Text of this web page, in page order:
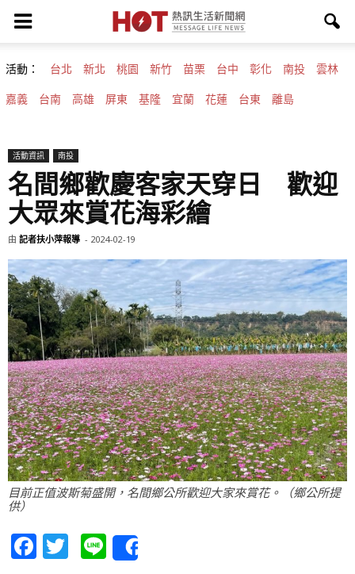
活動： 台北 新北 桃園 新竹 苗栗 台中 彰化 南投 雲林
嘉義 台南 高雄 屏東 基隆 宜蘭 花蓮 台東 離島
活動資訊 南投
名間鄉歡慶客家天穿日 歡迎
大眾來賞花海彩繪
由 記者扶小萍報導 - 2024-02-19
目前正值波斯菊盛開，名間鄉公所歡迎大家來賞花。（鄉公所提
供）
Facebook
Twitter
Line